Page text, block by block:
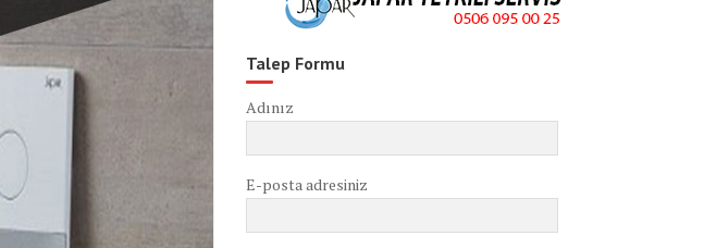
Talep Formu
Adınız
E-posta adresiniz